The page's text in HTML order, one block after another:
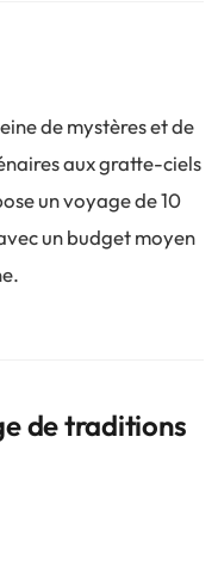
de mystères et de
aux gratte-ciels
un voyage de 10
un budget moyen
de traditions